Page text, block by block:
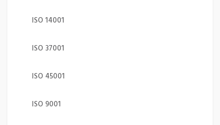
ISO 14001
ISO 37001
ISO 45001
ISO 9001